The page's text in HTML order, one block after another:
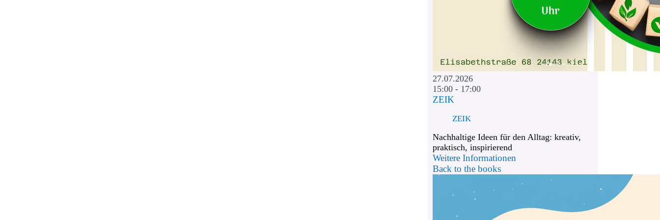
27.07.2026
15:00 - 17:00
ZEIK
ZEIK
Nachhaltige Ideen für den Alltag: kreativ,
praktisch, inspirierend
Weitere Informationen
Back to the books